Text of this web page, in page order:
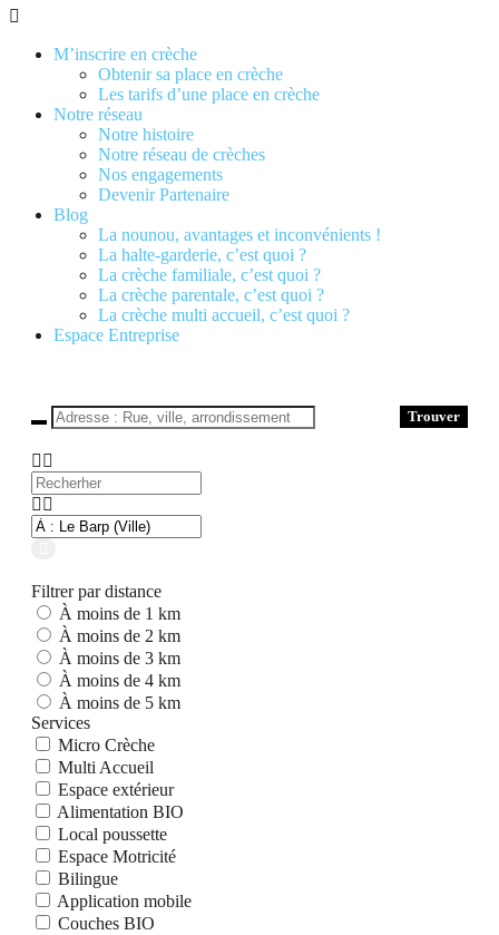
M’inscrire en crèche
Obtenir sa place en crèche
Les tarifs d’une place en crèche
Notre réseau
Notre histoire
Notre réseau de crèches
Nos engagements
Devenir Partenaire
Blog
La nounou, avantages et inconvénients !
La halte-garderie, c’est quoi ?
La crèche familiale, c’est quoi ?
La crèche parentale, c’est quoi ?
La crèche multi accueil, c’est quoi ?
Espace Entreprise
Trouver
Recherher
Adresse
Rue,
arrondissement
Filtrer par distance
À moins de 1 km
À moins de 2 km
À moins de 3 km
À moins de 4 km
À moins de 5 km
Services
Micro Crèche
Multi Accueil
Espace extérieur
Alimentation BIO
Local poussette
Espace Motricité
Bilingue
Application mobile
Couches BIO